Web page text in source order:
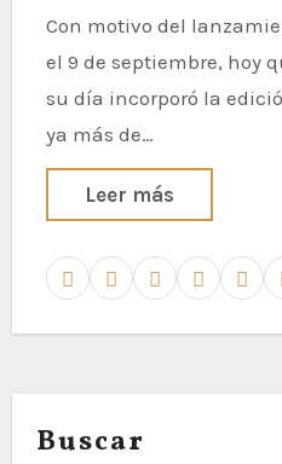
Con motivo del lanzamiento de Space Marine II
el 9 de septiembre, hoy
su día incorporó la
ya más de…
Leer más
Buscar